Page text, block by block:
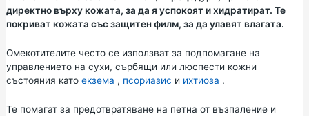
директно върху кожата, за да я успокоят и хидратират. Те
покриват кожата със защитен филм, за да улавят влагата.
Омекотителите често се използват за подпомагане на
управлението на сухи, сърбящи или люспести кожни
състояния като екзема , псориазис и ихтиоза .
Те помагат за предотвратяване на петна от възпаление и